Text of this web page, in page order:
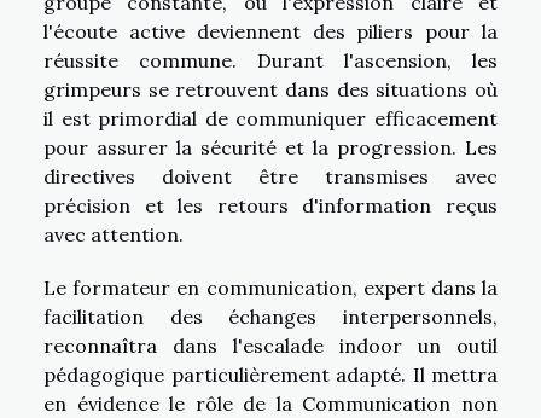
l'écoute active deviennent des piliers pour la
réussite commune. Durant l'ascension, les
grimpeurs se retrouvent dans des situations où
il est primordial de communiquer efficacement
pour assurer la sécurité et la progression. Les
directives doivent être transmises avec
précision et les retours d'information reçus
avec attention.
Le formateur en communication, expert dans la
facilitation des échanges interpersonnels,
reconnaîtra dans l'escalade indoor un outil
pédagogique particulièrement adapté. Il mettra
en évidence le rôle de la Communication non